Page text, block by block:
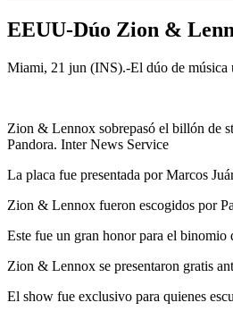
EEUU-Dúo Zion &
Miami, 21 jun (INS).-El dúo de música
Zion & Lennox sobrepasó el billón de
Pandora. Inter News Service
La placa fue presentada por Marcos
Zion & Lennox fueron escogidos por
Este fue un gran honor para el binomio
Zion & Lennox se presentaron gratis
El show fue exclusivo para quienes